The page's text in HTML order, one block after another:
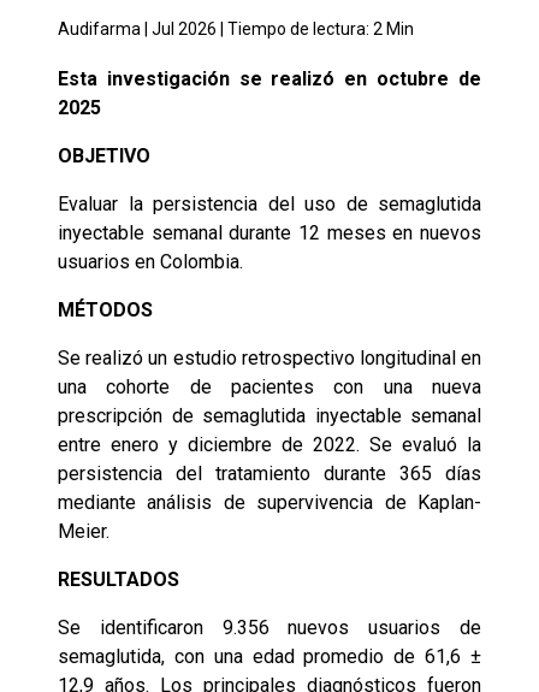
Audifarma | Jul 2026 | Tiempo de lectura: 2 Min
Esta investigación se realizó en octubre de
2025
OBJETIVO
Evaluar la persistencia del uso de semaglutida
inyectable semanal durante 12 meses en nuevos
usuarios en Colombia.
MÉTODOS
Se realizó un estudio retrospectivo longitudinal en
una cohorte de pacientes con una nueva
prescripción de semaglutida inyectable semanal
entre enero y diciembre de 2022. Se evaluó la
persistencia del tratamiento durante 365 días
mediante análisis de supervivencia de Kaplan-
Meier.
RESULTADOS
Se identificaron 9.356 nuevos usuarios de
semaglutida, con una edad promedio de 61,6 ±
12,9 años. Los principales diagnósticos fueron